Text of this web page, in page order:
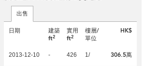
出售
日期
建築
ft2
實用
ft2
樓層/
單位
HK$
2013-12-10 - 426 1/ 306.5萬